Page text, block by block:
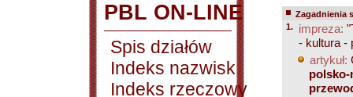
PBL ON-LINE
Spis działów
Indeks nazwisk
Indeks rzeczowy
Zagadnienia
1.
impreza:
- kultura -
artykuł:
polsko-